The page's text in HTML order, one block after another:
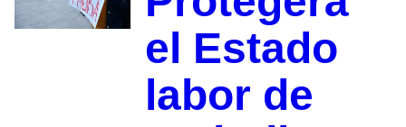
el Estado
labor de